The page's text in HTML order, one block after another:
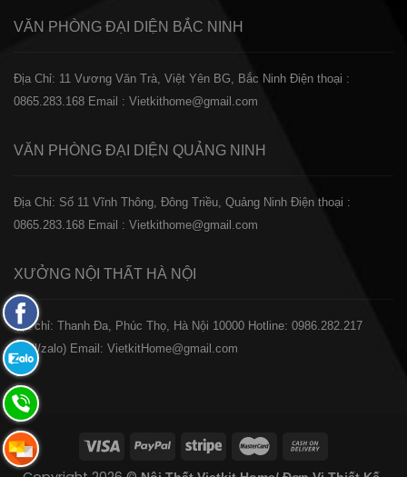
VĂN PHÒNG ĐẠI DIỆN BẮC NINH
Địa Chỉ: 11 Vương Văn Trà, Việt Yên BG, Bắc Ninh Điện thoại :
0865.283.168 Email : Vietkithome@gmail.com
VĂN PHÒNG ĐẠI DIỆN QUẢNG NINH
Địa Chỉ: Số 11 Vĩnh Thông, Đông Triều, Quảng Ninh Điện thoại :
0865.283.168 Email : Vietkithome@gmail.com
XƯỞNG NỘI THẤT HÀ NỘI
️Địa chỉ: Thanh Đa, Phúc Thọ, Hà Nội 10000 Hotline: 0986.282.217
(Call/zalo) Email: VietkitHome@gmail.com
Fanpage
Facebook
Zalo:
0865.283.168
Hotline:
0865.283.168
Hotline: